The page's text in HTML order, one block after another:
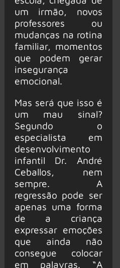
um irmão, novos
professores ou
mudanças na rotina
familiar, momentos
que podem gerar
insegurança
emocional.
Mas será que isso é
um mau sinal?
Segundo o
especialista em
desenvolvimento
infantil Dr. André
Ceballos, nem
sempre. A
regressão pode ser
apenas uma forma
de a criança
expressar emoções
que ainda não
consegue colocar
em palavras. “A